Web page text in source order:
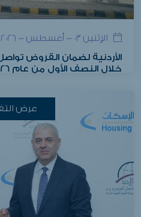
الإثنين ٠٣ - أغسطس - ٢٠٢٦ ٠٢:٠٣ صباحاً
الأردنية لضمان القروض
خلال النصف الأول من عام 2026
عرض